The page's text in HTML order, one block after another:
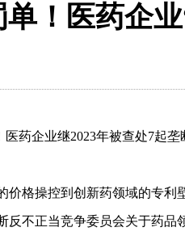
单！医药企
医药企业继2023年被查处7起
价格操控到创新药领域的专利
反不正当竞争委员会关于药品